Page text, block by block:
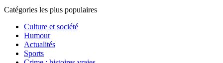
Catégories les plus populaires
Culture et société
Humour
Actualités
Sports